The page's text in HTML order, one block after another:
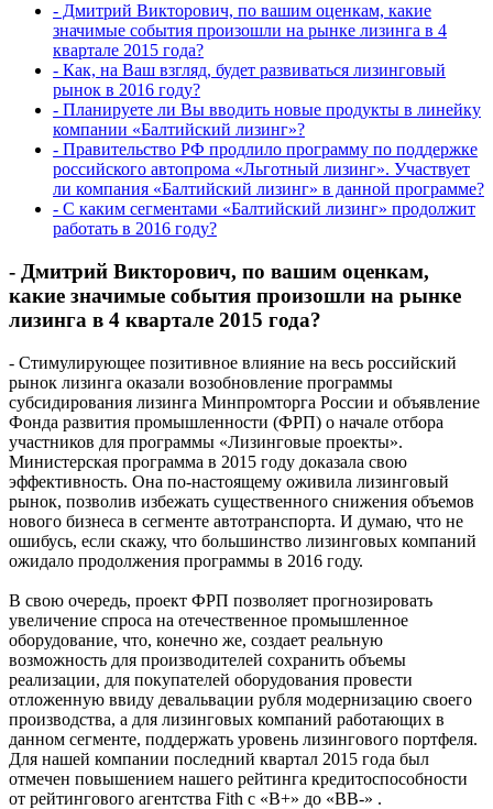
- Дмитрий Викторович, по вашим оценкам, какие
значимые события произошли на рынке лизинга в 4
квартале 2015 года?
- Как, на Ваш взгляд, будет развиваться лизинговый
рынок в 2016 году?
- Планируете ли Вы вводить новые продукты в линейку
компании «Балтийский лизинг»?
- Правительство РФ продлило программу по поддержке
российского автопрома «Льготный лизинг». Участвует
ли компания «Балтийский лизинг» в данной программе?
- С каким сегментами «Балтийский лизинг» продолжит
работать в 2016 году?
- Дмитрий Викторович, по вашим оценкам,
какие значимые события произошли на рынке
лизинга в 4 квартале 2015 года?
- Стимулирующее позитивное влияние на весь российский
рынок лизинга оказали возобновление программы
субсидирования лизинга Минпромторга России и объявление
Фонда развития промышленности (ФРП) о начале отбора
участников для программы «Лизинговые проекты».
Министерская программа в 2015 году доказала свою
эффективность. Она по-настоящему оживила лизинговый
рынок, позволив избежать существенного снижения объемов
нового бизнеса в сегменте автотранспорта. И думаю, что не
ошибусь, если скажу, что большинство лизинговых компаний
ожидало продолжения программы в 2016 году.
В свою очередь, проект ФРП позволяет прогнозировать
увеличение спроса на отечественное промышленное
оборудование, что, конечно же, создает реальную
возможность для производителей сохранить объемы
реализации, для покупателей оборудования провести
отложенную ввиду девальвации рубля модернизацию своего
производства, а для лизинговых компаний работающих в
данном сегменте, поддержать уровень лизингового портфеля.
Для нашей компании последний квартал 2015 года был
отмечен повышением нашего рейтинга кредитоспособности
от рейтингового агентства Fith с «В+» до «ВВ-» .